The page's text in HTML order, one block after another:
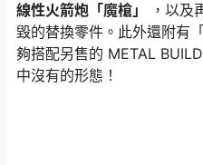
線性火箭炮「魔槍」
，以及
毀的替換零件。此外還附有
夠搭配另售的 METAL
中沒有的形態！